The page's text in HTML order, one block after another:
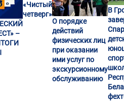
–
«Чистый
четверг»
О порядке
действий
физических лиц
при оказании
ими услуг по
экскурсионному
обслуживанию
В